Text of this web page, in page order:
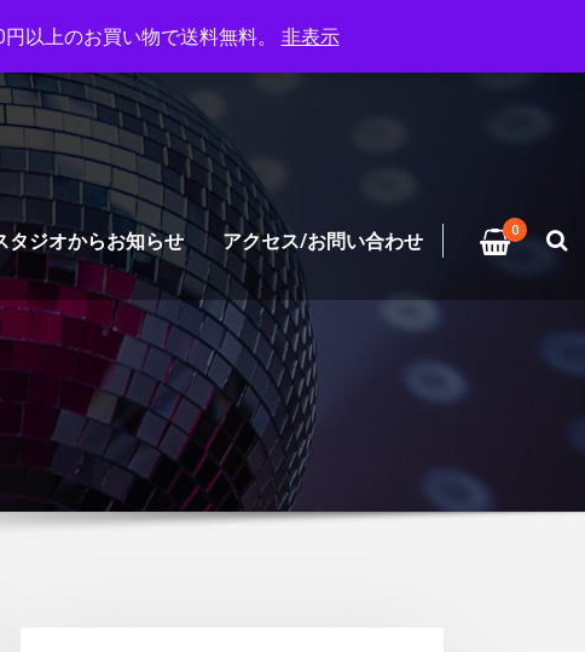
タジオからお知らせ アクセス/お問い合わせ 0
以上のお買い物で送料無料。 非表示